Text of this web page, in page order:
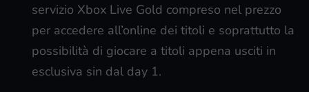
servizio Xbox Live Gold compreso nel prezzo
per accedere all’online dei titoli e soprattutto la
possibilità di giocare a titoli appena usciti in
esclusiva sin dal day 1.